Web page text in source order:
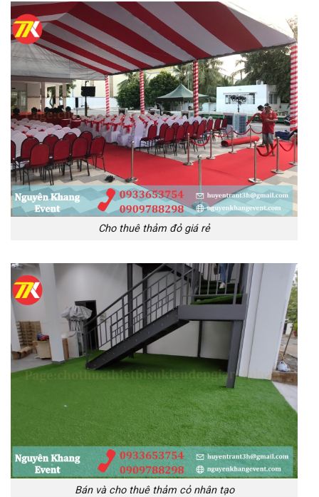
Cho thuê thảm đỏ giá rẻ
Bán và cho thuê thảm cỏ nhân tạo